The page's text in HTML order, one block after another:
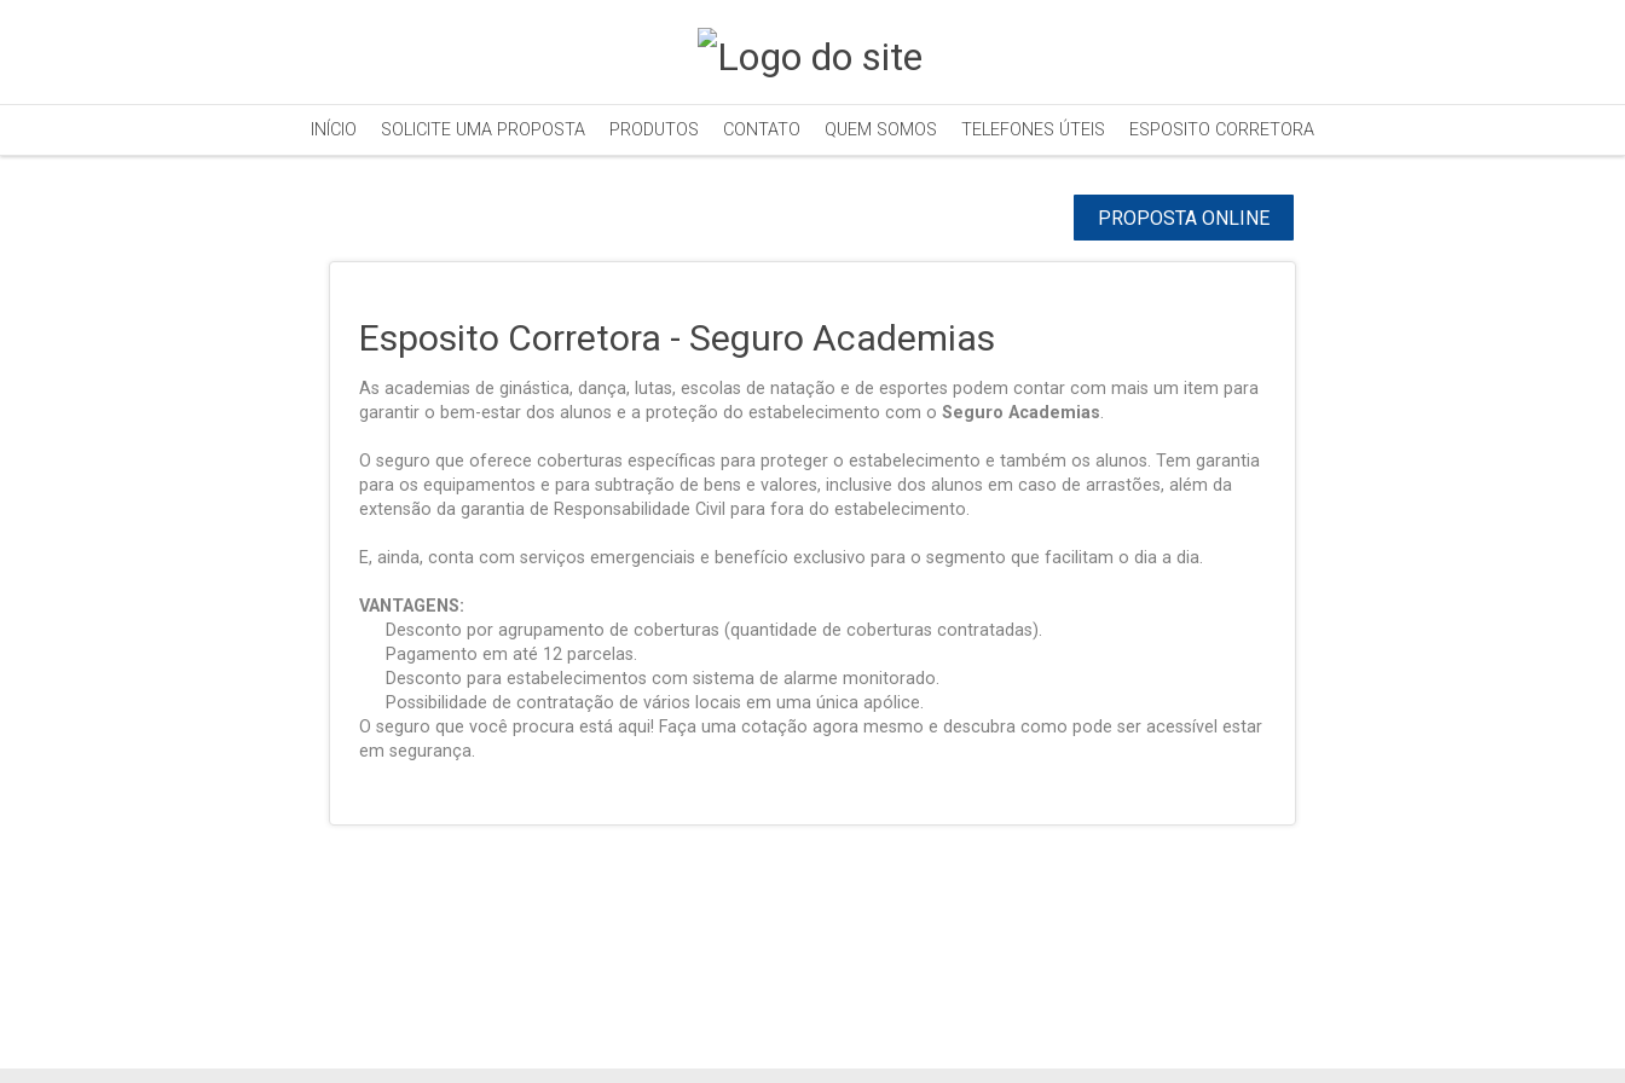
INÍCIO SOLICITE UMA PROPOSTA PRODUTOS CONTATO QUEM SOMOS TELEFONES ÚTEIS ESPOSITO CORRETORA
PROPOSTA ONLINE
Esposito Corretora - Seguro Academias
As academias de ginástica, dança, lutas, escolas de natação e de esportes podem contar com mais um item para
garantir o bem-estar dos alunos e a proteção do estabelecimento com o Seguro Academias.
O seguro que oferece coberturas específicas para proteger o estabelecimento e também os alunos. Tem garantia
para os equipamentos e para subtração de bens e valores, inclusive dos alunos em caso de arrastões, além da
extensão da garantia de Responsabilidade Civil para fora do estabelecimento.
E, ainda, conta com serviços emergenciais e benefício exclusivo para o segmento que facilitam o dia a dia.
VANTAGENS:
Desconto por agrupamento de coberturas (quantidade de coberturas contratadas).
Pagamento em até 12 parcelas.
Desconto para estabelecimentos com sistema de alarme monitorado.
Possibilidade de contratação de vários locais em uma única apólice.
O seguro que você procura está aqui! Faça uma cotação agora mesmo e descubra como pode ser acessível estar
em segurança.